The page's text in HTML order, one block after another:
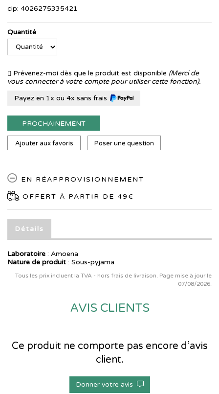
cip: 4026275335421
Quantité
Prévenez-moi dès que le produit est disponible (Merci de
vous connecter à votre compte pour utiliser cette fonction).
Payez en 1x ou 4x sans frais
PROCHAINEMENT
Ajouter aux favoris Poser une question
EN RÉAPPROVISIONNEMENT
OFFERT À PARTIR DE 49€
Détails
Laboratoire : Amoena
Nature de produit : Sous-pyjama
Tous les prix incluent la TVA - hors frais de livraison. Page mise à jour le
07/08/2026.
AVIS CLIENTS
Ce produit ne comporte pas encore d’avis
client.
Donner votre avis